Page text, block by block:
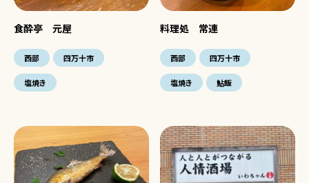
食酔亭 元屋
西部 四万十市
塩焼き
料理処 常連
西部 四万十市
塩焼き 鮎飯